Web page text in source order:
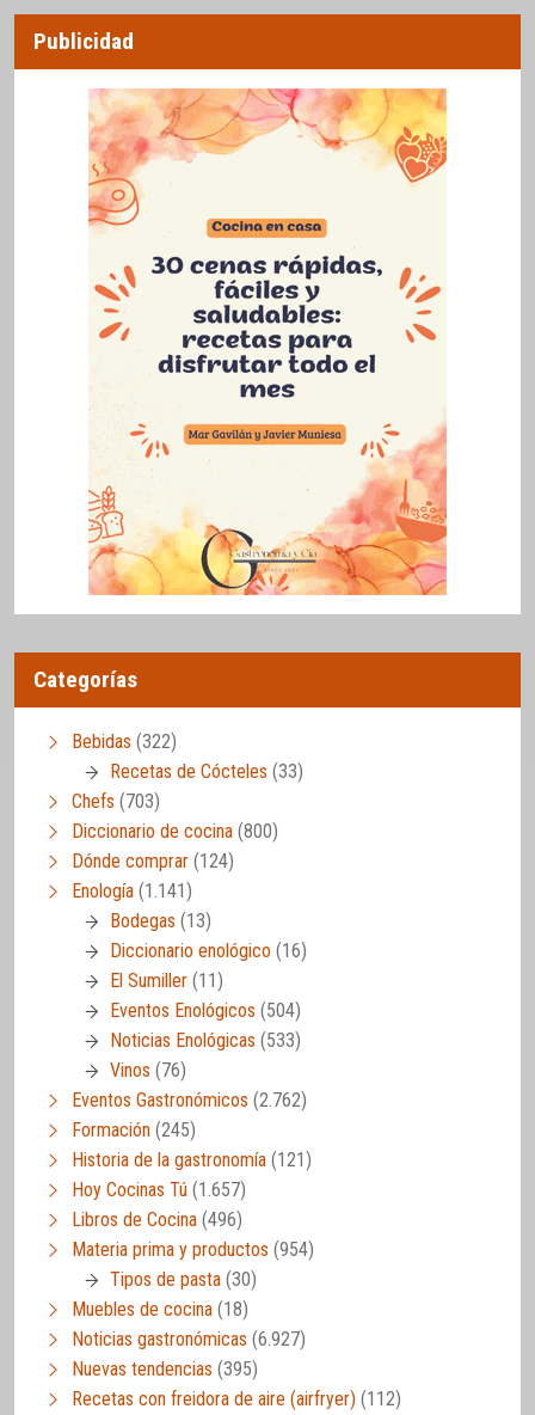
Publicidad
Categorías
Bebidas (322)
Recetas de Cócteles (33)
Chefs (703)
Diccionario de cocina (800)
Dónde comprar (124)
Enología (1.141)
Bodegas (13)
Diccionario enológico (16)
El Sumiller (11)
Eventos Enológicos (504)
Noticias Enológicas (533)
Vinos (76)
Eventos Gastronómicos (2.762)
Formación (245)
Historia de la gastronomía (121)
Hoy Cocinas Tú (1.657)
Libros de Cocina (496)
Materia prima y productos (954)
Tipos de pasta (30)
Muebles de cocina (18)
Noticias gastronómicas (6.927)
Nuevas tendencias (395)
Recetas con freidora de aire (airfryer) (112)